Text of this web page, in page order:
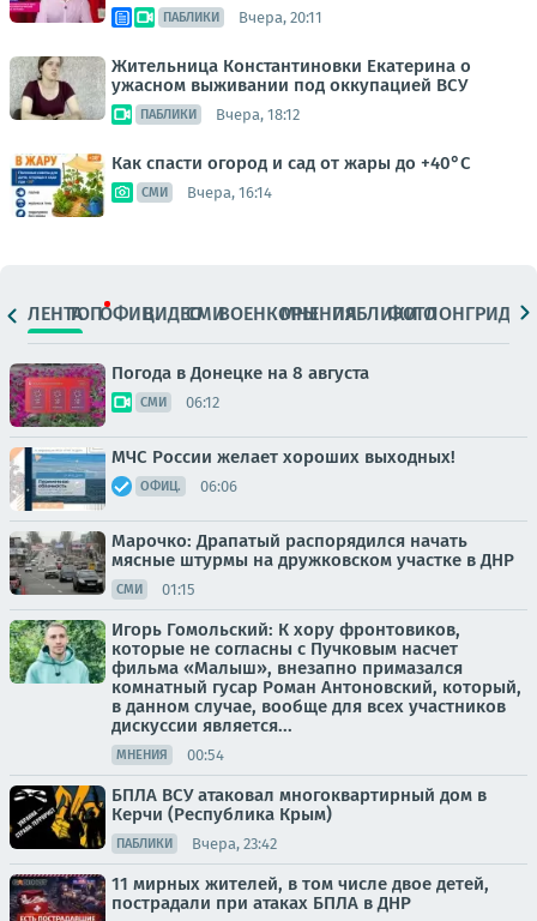
ПАБЛИКИ Вчера, 20:11
Жительница Константиновки Екатерина о
ужасном выживании под оккупацией ВСУ
ПАБЛИКИ Вчера, 18:12
Как спасти огород и сад от жары до +40°C
СМИ Вчера, 16:14
ЛЕНТАТОПОФИЦ.ВИДЕОСМИВОЕНКОРЫМНЕНИЯПАБЛИКИ
ФОТОЛОНГРИДЫ
Погода в Донецке на 8 августа
СМИ 06:12
МЧС России желает хороших выходных!
ОФИЦ. 06:06
Марочко: Драпатый распорядился начать
мясные штурмы на дружковском участке в ДНР
СМИ 01:15
Игорь Гомольский: К хору фронтовиков,
которые не согласны с Пучковым насчет
фильма «Малыш», внезапно примазался
комнатный гусар Роман Антоновский, который,
в данном случае, вообще для всех участников
дискуссии является...
МНЕНИЯ 00:54
БПЛА ВСУ атаковал многоквартирный дом в
Керчи (Республика Крым)
ПАБЛИКИ Вчера, 23:42
11 мирных жителей, в том числе двое детей,
пострадали при атаках БПЛА в ДНР